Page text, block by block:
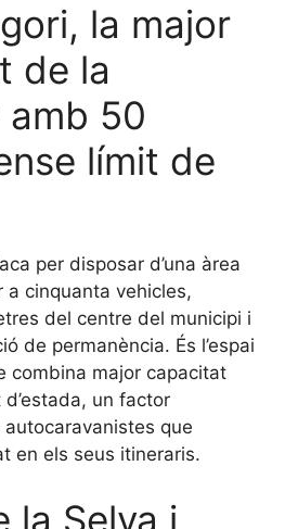
la major
de la
50
límit de
per disposar d’una àrea
a cinquanta vehicles,
del centre del municipi i
de permanència. És l’espai
combina major capacitat
un factor
que
en els seus itineraris.
la Selva i